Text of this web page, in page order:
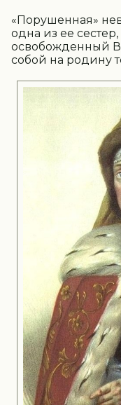
«Порушенная»
одна из ее
освобожденный
собой на родину